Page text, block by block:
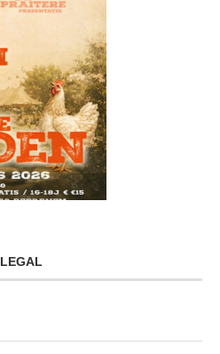
LEGAL